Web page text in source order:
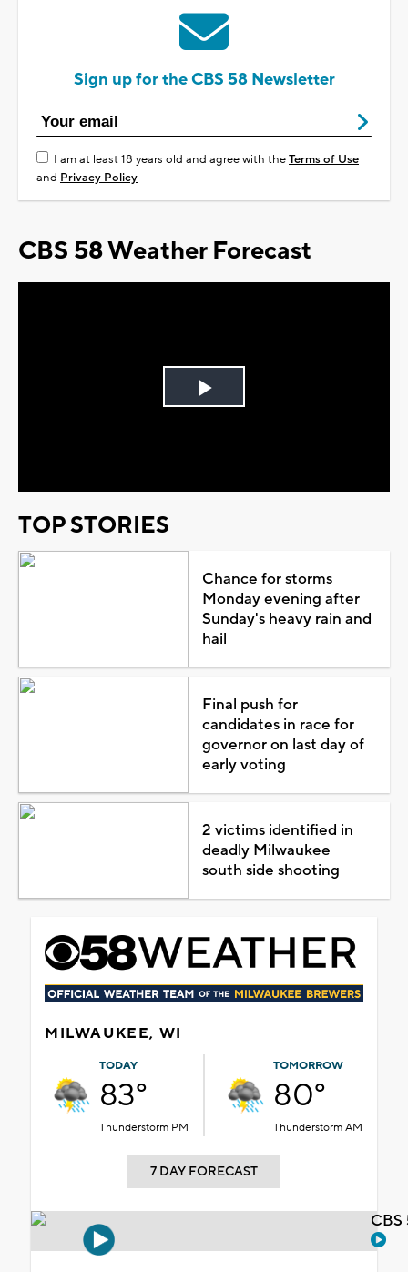
Sign up for the CBS 58 Newsletter
I am at least 18 years old and agree with theTerms of Use
and Privacy Policy
CBS 58 Weather Forecast
Play
TOP STORIES
Chance for storms
Monday evening after
Sunday's heavy rain and
hail
Final push for
candidates in race for
governor on last day of
early voting
2 victims identified in
deadly Milwaukee
south side shooting
MILWAUKEE, WI
TODAY
83°
Thunderstorm PM
TOMORROW
80°
Thunderstorm AM
7 DAY FORECAST